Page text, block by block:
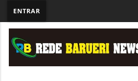
ENTRAR